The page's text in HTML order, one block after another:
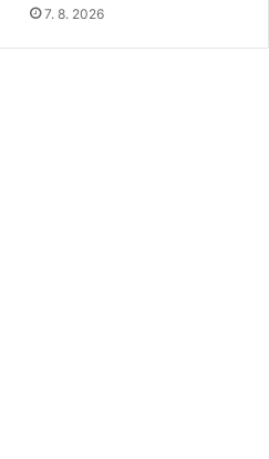
7. 8. 2026